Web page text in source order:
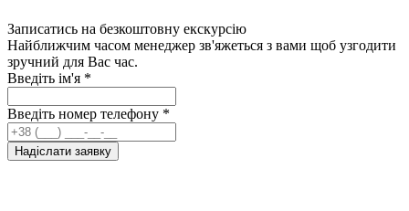
Записатись на безкоштовну екскурсію
Найближчим часом менеджер зв'яжеться з вами щоб узгодити
зручний для Вас час.
Введіть ім'я *
Введіть номер телефону *
Надіслати заявку